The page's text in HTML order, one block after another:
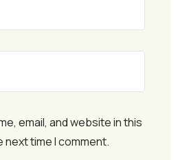
email, and website in this
time I comment.